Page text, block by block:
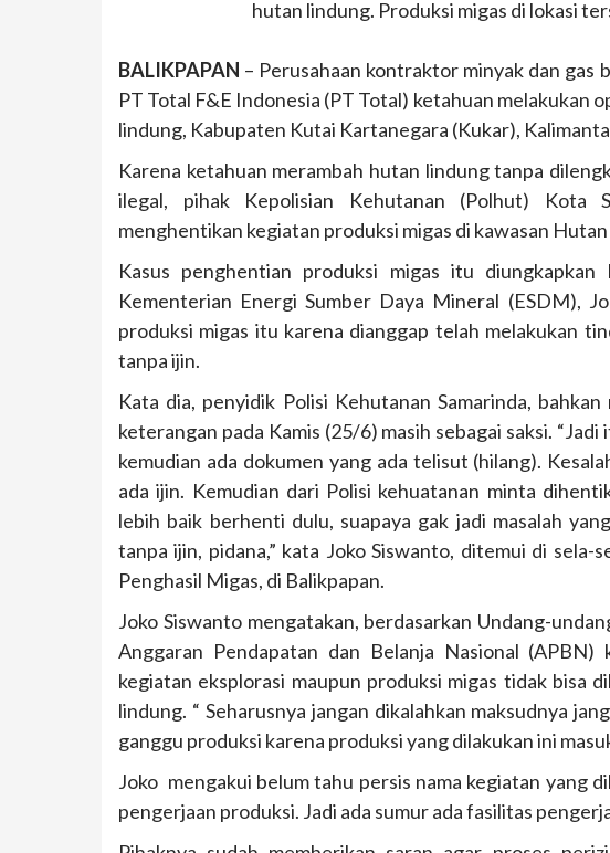
hutan lindung. Produksi migas di lokasi
BALIKPAPAN – Perusahaan kontraktor minyak dan gas
PT Total F&E Indonesia (PT Total) ketahuan melakukan
lindung, Kabupaten Kutai Kartanegara (Kukar),
Karena ketahuan merambah hutan lindung tanpa
ilegal, pihak Kepolisian Kehutanan (Polhut) Kota
menghentikan kegiatan produksi migas di kawasan
Kasus penghentian produksi migas itu
Kementerian Energi Sumber Daya Mineral (ESDM),
produksi migas itu karena dianggap telah melakukan
tanpa ijin.
Kata dia, penyidik Polisi Kehutanan Samarinda,
keterangan pada Kamis (25/6) masih sebagai saksi.
kemudian ada dokumen yang ada telisut (hilang).
ada ijin. Kemudian dari Polisi kehuatanan minta
lebih baik berhenti dulu, suapaya gak jadi masalah
tanpa ijin, pidana,” kata Joko Siswanto, ditemui di sela-
Penghasil Migas, di Balikpapan.
Joko Siswanto mengatakan, berdasarkan Undang-
Anggaran Pendapatan dan Belanja Nasional (APBN)
kegiatan eksplorasi maupun produksi migas tidak bisa
lindung. “ Seharusnya jangan dikalahkan maksudnya
ganggu produksi karena produksi yang dilakukan ini
Joko mengakui belum tahu persis nama kegiatan yang
pengerjaan produksi. Jadi ada sumur ada fasilitas